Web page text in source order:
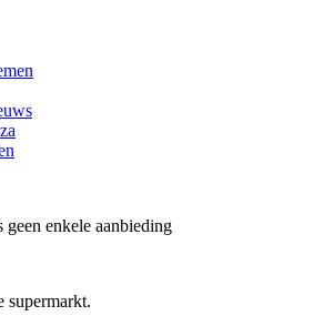
enkele aanbieding
supermarkt.